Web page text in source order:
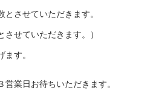
とさせていただきます。
せていただきます。）
す。
業日お待ちいただきます。